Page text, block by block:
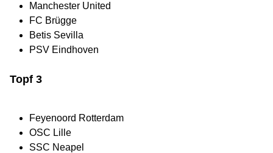
Manchester United
FC Brügge
Betis Sevilla
PSV Eindhoven
Topf 3
Feyenoord Rotterdam
OSC Lille
SSC Neapel